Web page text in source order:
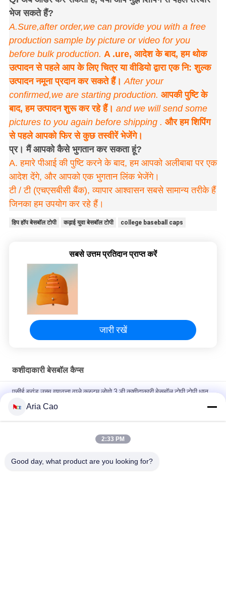
भेज सकते हैं?
A.Sure,after order,we can provide you with a free
production sample by picture or video for you
before bulk production. A .ure, आदेश के बाद, हम थोक
उत्पादन से पहले आप के लिए चित्र या वीडियो द्वारा एक नि: शुल्क
उत्पादन नमूना प्रदान कर सकते हैं। After your
confirmed,we are starting production. आपकी पुष्टि के
बाद, हम उत्पादन शुरू कर रहे हैं। and we will send some
pictures to you again before shipping . और हम शिपिंग
से पहले आपको फिर से कुछ तस्वीरें भेजेंगे।
प्र। मैं आपको कैसे भुगतान कर सकता हूं?
A. हमारे पीआई की पुष्टि करने के बाद, हम आपको अलीबाबा पर एक
आदेश देंगे, और आपको एक भुगतान लिंक भेजेंगे।
टी / टी (एचएसबीसी बैंक), व्यापार आश्वासन सबसे सामान्य तरीके हैं
जिनका हम उपयोग कर रहे हैं।
हिप हॉप बेसबॉल टोपी कढ़ाई युवा बेसबॉल टोपी college baseball caps
सबसे उत्तम प्रतिदान प्राप्त करें
जारी रखें
कशीदाकारी बेसबॉल कैप्स
एसीई ब्रांड उच्च गुणवत्ता वाले कस्टम लोगो 3 डी कशीदाकारी बेसबॉल टोपी टोपी धातु
100% पॉलिएस्टर 6 पैनल बेसबॉल कैप सॉलिड क्लासिकल सिक्स पैनल अनस्ट्रक्चर्ड
Aria Cao
2:33 PM
Good day, what product are you looking for?